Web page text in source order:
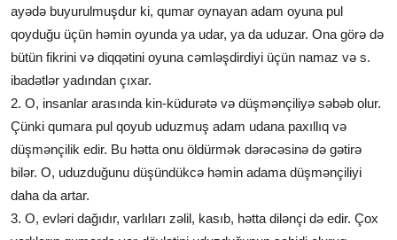
ayədə buyurulmuşdur ki, qumar oynayan adam oyuna pul
qoyduğu üçün həmin oyunda ya udar, ya da uduzar. Ona görə də
bütün fikrini və diqqətini oyuna cəmləşdirdiyi üçün namaz və s.
ibadətlər yadından çıxar.
2. O, insanlar arasında kin-küdurətə və düşmənçiliyə səbəb olur.
Çünki qumara pul qoyub uduzmuş adam udana paxıllıq və
düşmənçilik edir. Bu hətta onu öldürmək dərəcəsinə də gətirə
bilər. O, uduzduğunu düşündükcə həmin adama düşmənçiliyi
daha da artar.
3. O, evləri dağıdır, varlıları zəlil, kasıb, hətta dilənçi də edir. Çox